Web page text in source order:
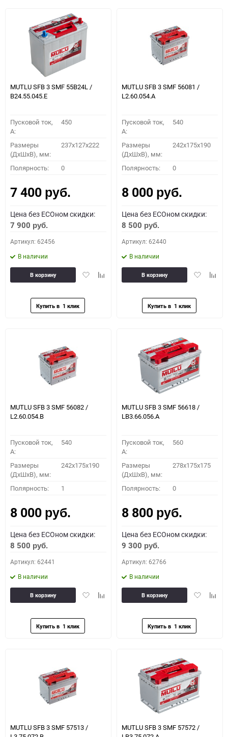
MUTLU SFB 3 SMF 55B24L /
B24.55.045.E
Пусковой ток,
A:
450
Размеры
(ДхШхВ), мм:
237x127x222
Полярность: 0
7 400 руб.
Цена без ECOном скидки:
7 900 руб.
Артикул: 62456
В наличии
ДобавитьДобавить
В корзину
MUTLU SFB 3 SMF 56081 /
L2.60.054.A
Пусковой ток,
A:
540
Размеры
(ДхШхВ), мм:
242x175x190
Полярность: 0
8 000 руб.
Цена без ECOном скидки:
8 500 руб.
Артикул: 62440
В наличии
Добавить
В корзину
MUTLU SFB 3 SMF 56082 /
L2.60.054.B
Пусковой ток,
A:
540
Размеры
(ДхШхВ), мм:
242x175x190
Полярность: 1
8 000 руб.
Цена без ECOном скидки:
8 500 руб.
Артикул: 62441
В наличии
ДобавитьДобавить
В корзину
MUTLU SFB 3 SMF 56618 /
LB3.66.056.A
Пусковой ток,
A:
560
Размеры
(ДхШхВ), мм:
278x175x175
Полярность: 0
8 800 руб.
Цена без ECOном скидки:
9 300 руб.
Артикул: 62766
В наличии
Добавить
В корзину
MUTLU SFB 3 SMF 57513 /
MUTLU SFB 3 SMF 57572 /